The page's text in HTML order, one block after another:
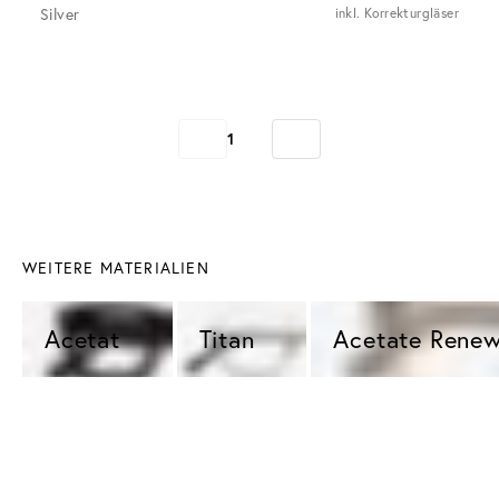
Silver
inkl. Korrekturgläser
1
WEITERE MATERIALIEN
Acetat Titan Acetate